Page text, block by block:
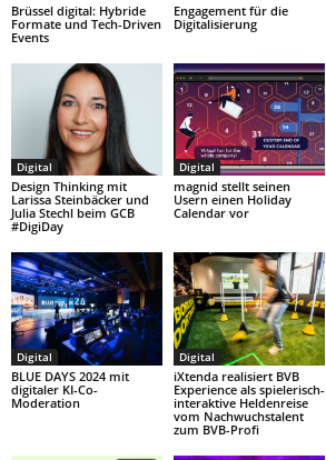
Brüssel digital: Hybride
Formate und Tech-Driven
Events
Engagement für die
Digitalisierung
Digital
Design Thinking mit
Larissa Steinbäcker und
Julia Stechl beim GCB
#DigiDay
Digital
magnid stellt seinen
Usern einen Holiday
Calendar vor
Digital
BLUE DAYS 2024 mit
digitaler KI-Co-
Moderation
Digital
iXtenda realisiert BVB
Experience als spielerisch-
interaktive Heldenreise
vom Nachwuchstalent
zum BVB-Profi